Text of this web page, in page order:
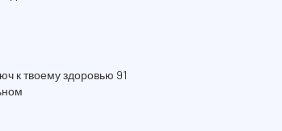
к твоему здоровью 91